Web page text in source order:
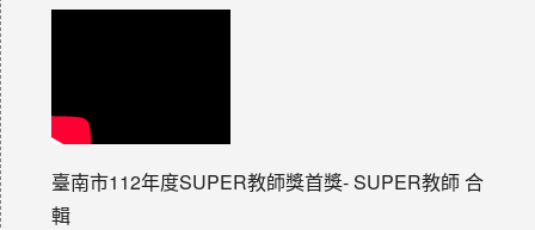
臺南市112年度SUPER教師獎首獎- SUPER教師 合
輯